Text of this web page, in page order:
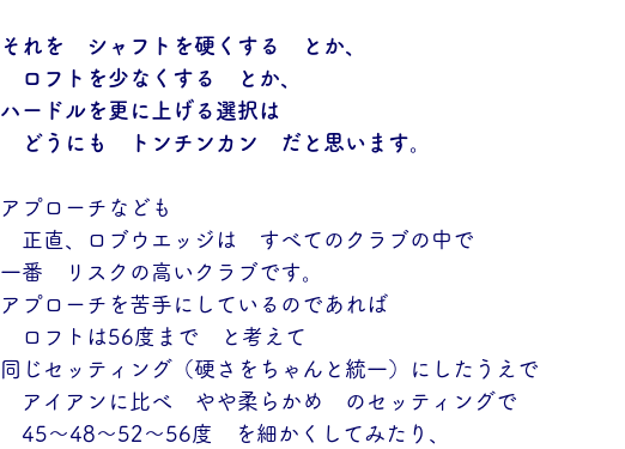
それを　シャフトを硬くする　とか、
ロフトを少なくする　とか、
ハードルを更に上げる選択は
どうにも　トンチンカン　だと思います。
アプローチなども
正直、ロブウエッジは　すべてのクラブの中で
一番　リスクの高いクラブです。
アプローチを苦手にしているのであれば
ロフトは56度まで　と考えて
同じセッティング（硬さをちゃんと統一）にしたうえで
アイアンに比べ　やや柔らかめ　のセッティングで
45～48～52～56度　を細かくしてみたり、